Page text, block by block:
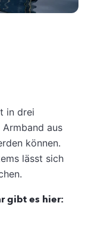
in drei
aus
können.
lässt sich
gibt es hier: